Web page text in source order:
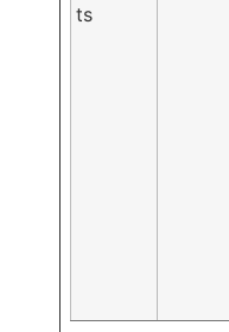
ts